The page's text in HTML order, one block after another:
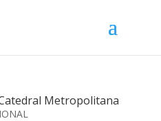
Metropolitana